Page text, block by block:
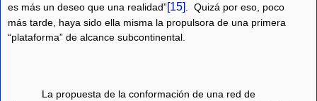
es más un deseo que una realidad”[15]. Quizá por eso, poco
más tarde, haya sido ella misma la propulsora de una primera
“plataforma” de alcance subcontinental.
La propuesta de la conformación de una red de